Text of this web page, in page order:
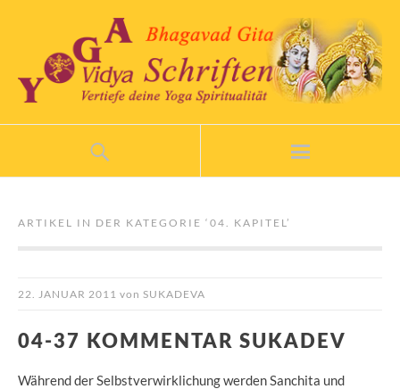
ARTIKEL IN DER KATEGORIE ‘ 04. KAPITEL’
22. JANUAR 2011 von SUKADEVA
04-37 KOMMENTAR SUKADEV
Während der Selbstverwirklichung werden Sanchita und